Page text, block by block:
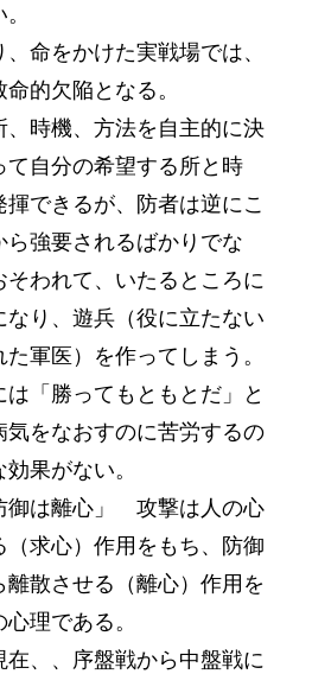
命をかけた実戦場では、
的欠陥となる。
時機、方法を自主的に決
自分の希望する所と時
できるが、防者は逆にこ
強要されるばかりでな
そわれて、いたるところに
り、遊兵（役に立たない
軍医）を作ってしまう。
「勝ってもともとだ」と
をなおすのに苦労するの
果がない。
御は離心」 攻撃は人の心
（求心）作用をもち、防御
散させる（離心）作用を
理である。
、、序盤戦から中盤戦に